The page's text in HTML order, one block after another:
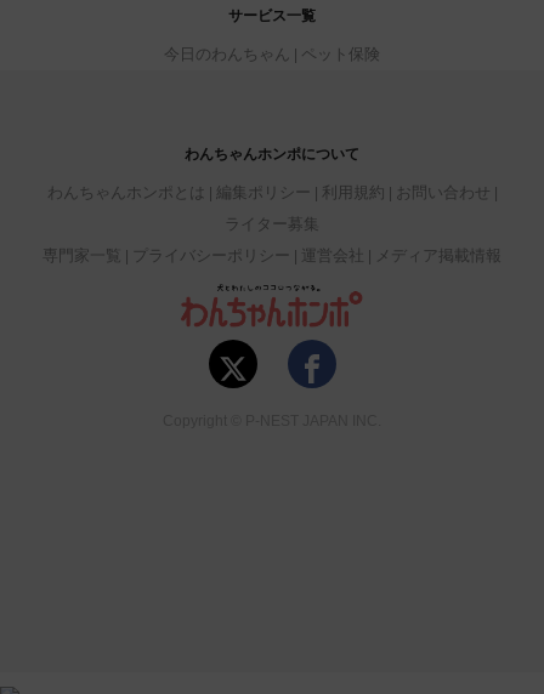
サービス一覧
今日のわんちゃん ペット保険
わんちゃんホンポについて
わんちゃんホンポとは 編集ポリシー 利用規約
お問い合わせ
ライター募集
専門家一覧
プライバシーポリシー 運営会社 メディア掲載情報